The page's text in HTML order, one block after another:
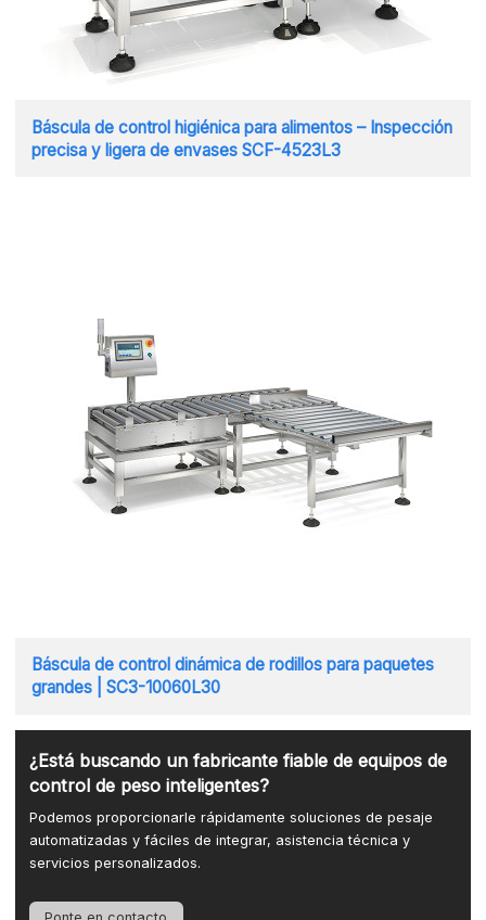
Báscula de control higiénica para alimentos – Inspección
precisa y ligera de envases SCF-4523L3
Báscula de control dinámica de rodillos para paquetes
grandes | SC3-10060L30
¿Está buscando un fabricante fiable de equipos de
control de peso inteligentes?
Podemos proporcionarle rápidamente soluciones de pesaje
automatizadas y fáciles de integrar, asistencia técnica y
servicios personalizados.